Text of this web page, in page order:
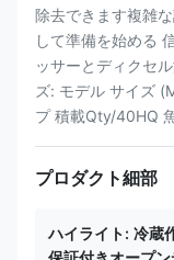
除去できます複雑
して準備を始める
ッサーとディクセ
ズ: モデル サイズ
プ 積載Qty/40HQ
プロダクト細部
ハイライト: 冷蔵